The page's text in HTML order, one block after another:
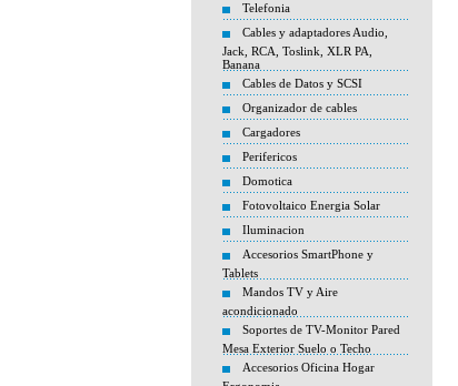
Telefonia
Cables y adaptadores Audio,
Jack, RCA, Toslink, XLR PA,
Banana
Cables de Datos y SCSI
Organizador de cables
Cargadores
Perifericos
Domotica
Fotovoltaico Energia Solar
Iluminacion
Accesorios SmartPhone y
Tablets
Mandos TV y Aire
acondicionado
Soportes de TV-Monitor Pared
Mesa Exterior Suelo o Techo
Accesorios Oficina Hogar